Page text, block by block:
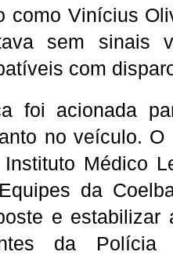
como Vinícius
sem sinais
com
foi acionada
no veículo.
Médico
da
e estabilizar
da Polícia